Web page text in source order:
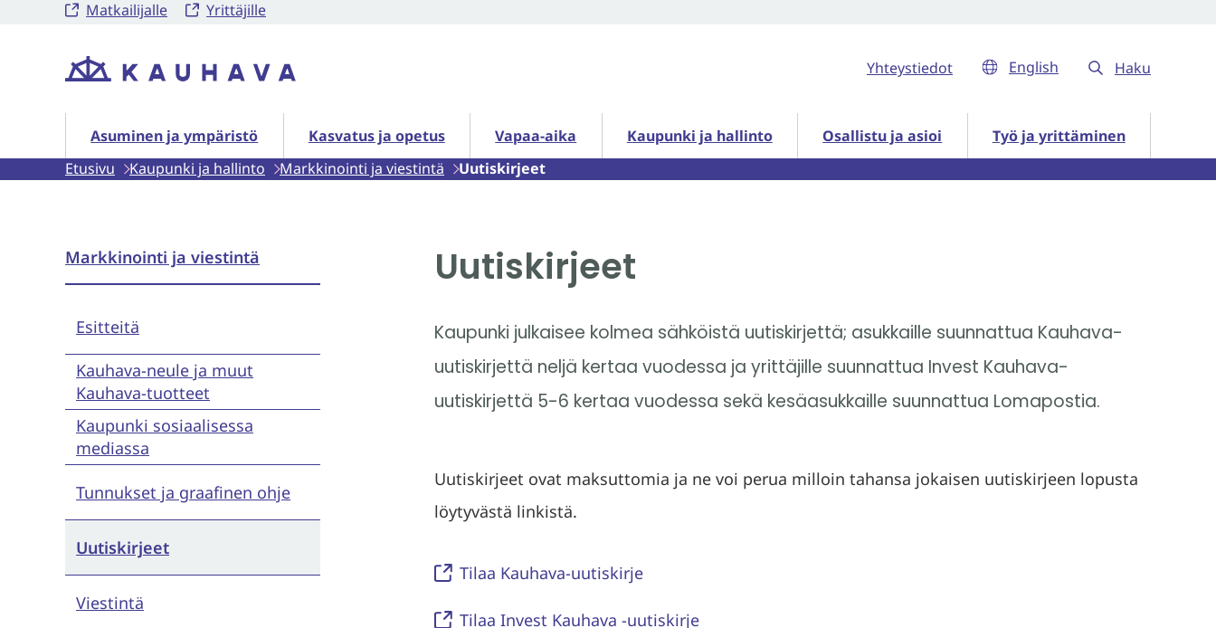
SiirryMatkailijalle Yrittäjille
Etusivu Yhteystiedot English Haku
Asuminen ja ympäristö
Asuminen ja ympäristö alasivut Kasvatus ja opetus
Kasvatus ja opetus alasivut Vapaa-aika
Vapaa-aika alasivutKaupunki ja hallinto
Kaupunki ja hallinto alasivut Osallistu ja asioi
Osallistu ja asioi alasivut Työ ja yrittäminen
Työ ja yrittäminen alasivut
Etusivu
Kaupunki ja hallinto Markkinointi ja viestintä Uutiskirjeet
Markkinointi ja viestintä
Esitteitä
Kauhava-neule ja muut
Kauhava-tuotteet
Kaupunki sosiaalisessa
mediassa
Tunnukset ja graafinen ohje
Uutiskirjeet
Viestintä
Uutiskirjeet
Kaupunki julkaisee kolmea sähköistä uutiskirjettä; asukkaille suunnattua Kauhava-
uutiskirjettä neljä kertaa vuodessa ja yrittäjille suunnattua Invest Kauhava-
uutiskirjettä 5-6 kertaa vuodessa sekä kesäasukkaille suunnattua Lomapostia.
Uutiskirjeet ovat maksuttomia ja ne voi perua milloin tahansa jokaisen uutiskirjeen lopusta
löytyvästä linkistä.
Tilaa Kauhava-uutiskirje
Tilaa Invest Kauhava -uutiskirje